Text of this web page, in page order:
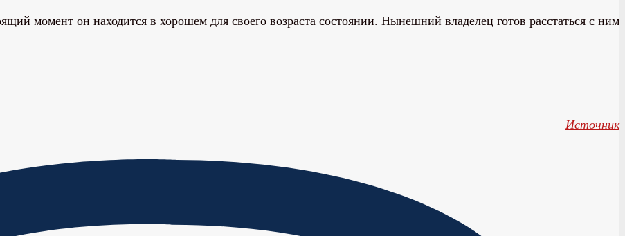
момент он находится в хорошем для своего возраста состоянии. Нынешний владелец готов расстаться с ним
Источник